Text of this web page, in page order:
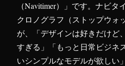
（Navitimer）」です。ナビ
クロノグラフ（ストップウォ
が、「デザインは好きだけど
すぎる」「もっと日常ビジネ
いシンプルなモデルが欲しい